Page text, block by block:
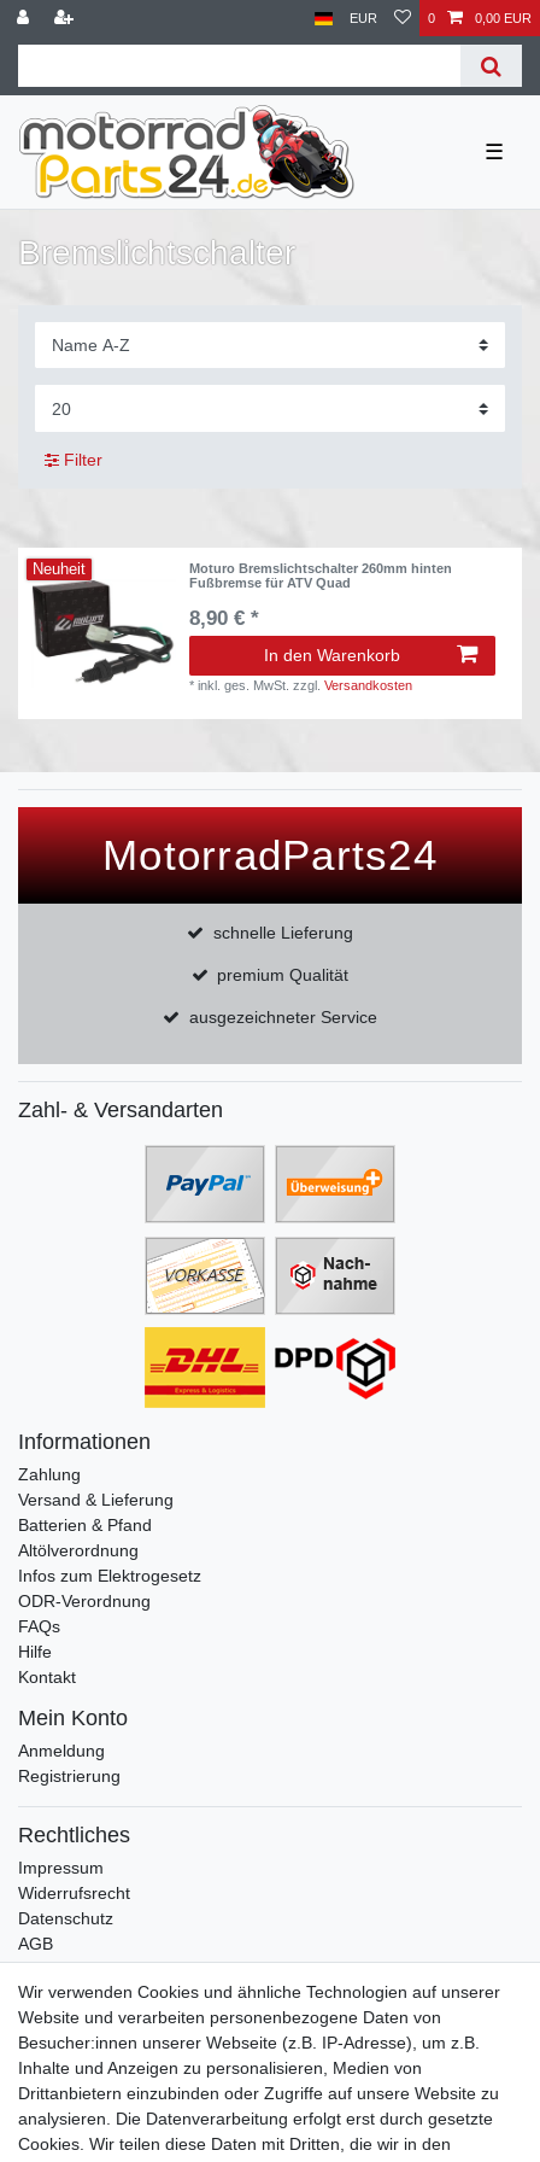
EUR 0 0,00 EUR
☰
Bremslichtschalter
Filter
Neuheit
Moturo Bremslichtschalter 260mm hinten
Fußbremse für ATV Quad
8,90 € *
In den Warenkorb
*inkl. ges. MwSt. zzgl.Versandkosten
MotorradParts24
schnelle Lieferung
premium Qualität
ausgezeichneter Service
Zahl- & Versandarten
Informationen
Zahlung
Versand & Lieferung
Batterien & Pfand
Altölverordnung
Infos zum Elektrogesetz
ODR-Verordnung
FAQs
Hilfe
Kontakt
Mein Konto
Anmeldung
Registrierung
Rechtliches
Impressum
Widerrufsrecht
Datenschutz
AGB
Bleibt auf dem Laufenden ...
Newsletter
Honig
Hiermit bestätige ich, dass ich dieDaten­schutz­erklärunggelesen habe. Meine
Einwilligung kann ich jederzeit widerrufen.**
Wir verwenden Cookies und ähnliche Technologien auf unserer
Website und verarbeiten personenbezogene Daten von
Besucher:innen unserer Webseite (z.B. IP-Adresse), um z.B.
Inhalte und Anzeigen zu personalisieren, Medien von
Drittanbietern einzubinden oder Zugriffe auf unsere Website zu
analysieren. Die Datenverarbeitung erfolgt erst durch gesetzte
Cookies. Wir teilen diese Daten mit Dritten, die wir in den